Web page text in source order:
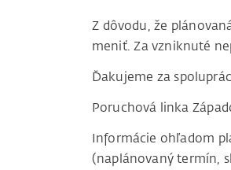
Z dôvodu, že
meniť. Za vzniknuté
Ďakujeme za
Poruchová linka
Informácie ohľadom
(naplánovaný termín,